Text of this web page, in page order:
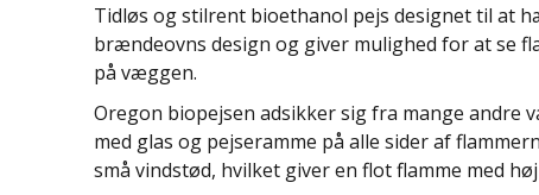
Tidløs og stilrent bioethanol pejs designet til at
brændeovns design og giver mulighed for at se
på væggen.
Oregon biopejsen adsikker sig fra mange
med glas og pejseramme på alle sider af
små vindstød, hvilket giver en flot flamme med